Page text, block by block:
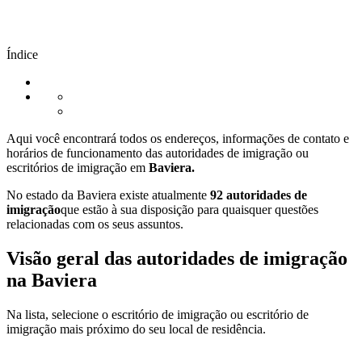
Índice
Aqui você encontrará todos os endereços, informações de contato e
horários de funcionamento das autoridades de imigração ou
escritórios de imigração em Baviera.
No estado da Baviera existe atualmente 92 autoridades de
imigraçãoque estão à sua disposição para quaisquer questões
relacionadas com os seus assuntos.
Visão geral das autoridades de imigração
na Baviera
Na lista, selecione o escritório de imigração ou escritório de
imigração mais próximo do seu local de residência.